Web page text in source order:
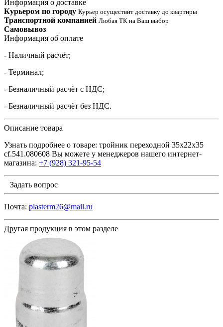
Информация о доставке
Курьером по городу Курьер осуществит доставку до квартиры
Транспортной компанией Любая ТК на Ваш выбор
Самовывоз
Информация об оплате
- Наличный расчёт;
- Терминал;
- Безналичный расчёт с НДС;
- Безналичный расчёт без НДС.
Описание товара
Узнать подробнее о товаре: тройник переходной 35х22х35
cf.541.080608 Вы можете у менеджеров нашего интернет-
магазина: +7 (928) 321-95-54
Задать вопрос
Почта: plasterm26@mail.ru
Другая продукция в этом разделе